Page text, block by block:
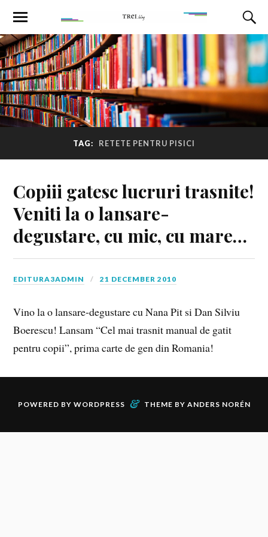
TAG: RETETE PENTRU PISICI
Copiii gatesc lucruri trasnite!
Veniti la o lansare-
degustare, cu mic, cu mare…
EDITURA3ADMIN 21 DECEMBER 2010
Vino la o lansare-degustare cu Nana Pit si Dan Silviu
Boerescu! Lansam “Cel mai trasnit manual de gatit
pentru copii”, prima carte de gen din Romania!
POWERED BY WORDPRESS & THEME BY ANDERS NORÉN